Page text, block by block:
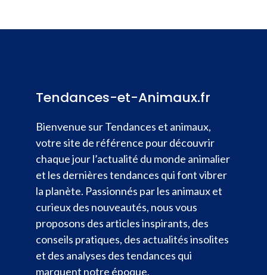
Tendances-et-Animaux.fr
Bienvenue sur Tendances et animaux,
votre site de référence pour découvrir
chaque jour l’actualité du monde animalier
et les dernières tendances qui font vibrer
la planète. Passionnés par les animaux et
curieux des nouveautés, nous vous
proposons des articles inspirants, des
conseils pratiques, des actualités insolites
et des analyses des tendances qui
marquent notre époque.